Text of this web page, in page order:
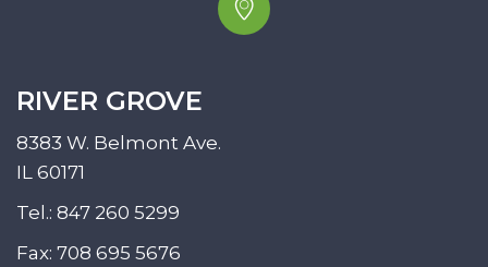
RIVER GROVE
8383 W. Belmont Ave.
IL 60171
Tel.: 847 260 5299
Fax: 708 695 5676